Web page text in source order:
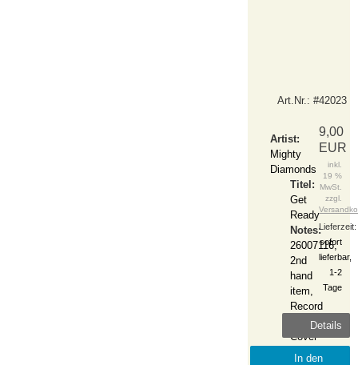
Art.Nr.: #42023
Artist:
Mighty
Diamonds
Titel:
Get
Ready
Notes:
26007116,
2nd
hand
item,
Record
Cover
VG
9,00
EUR
inkl.
19 %
MwSt.
zzgl.
Lieferzeit:
sofort
lieferbar,
1-2
Tage
Details
In den